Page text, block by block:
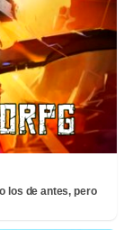
los de antes, pero